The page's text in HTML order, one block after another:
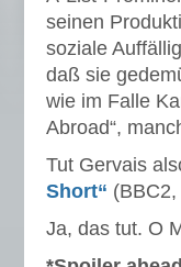
seinen
soziale
daß sie
wie im Falle
Abroad“,
Tut Gervais
Short“
Ja, das tut. O